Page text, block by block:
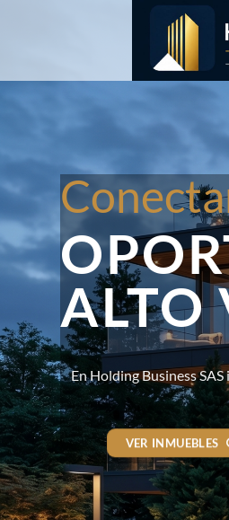
ALTO
En Holding Business
VER INMUEBLES